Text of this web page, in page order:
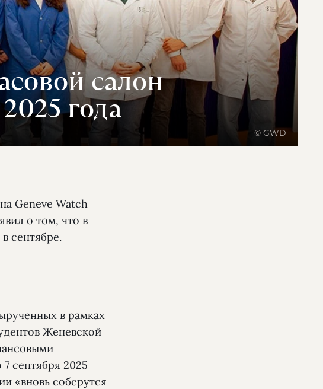
салон
года
© GWD
Geneve Watch
о том, что в
сентябре.
в рамках
Женевской
сентября 2025
«вновь соберутся